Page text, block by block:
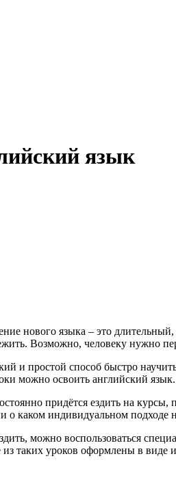
язык
нового языка – это
Возможно, человеку нужно
и простой способ быстро
можно освоить английский язык.
придётся ездить на курсы,
каком индивидуальном подходе
можно воспользоваться
таких уроков оформлены в